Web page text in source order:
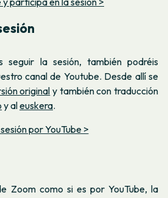
seguir la sesión, también podréis
canal de Youtube. Desde allí se
original y también con traducción
y aleuskera.
por YouTube >
Zoom como si es por YouTube, la